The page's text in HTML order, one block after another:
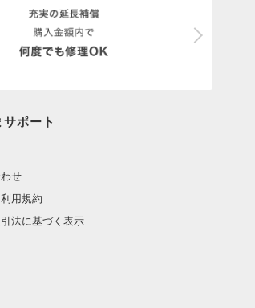
ポート
せ
用規約
法に基づく表示